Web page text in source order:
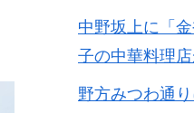
中野坂上に「
子の中華料理
野方みつわ通